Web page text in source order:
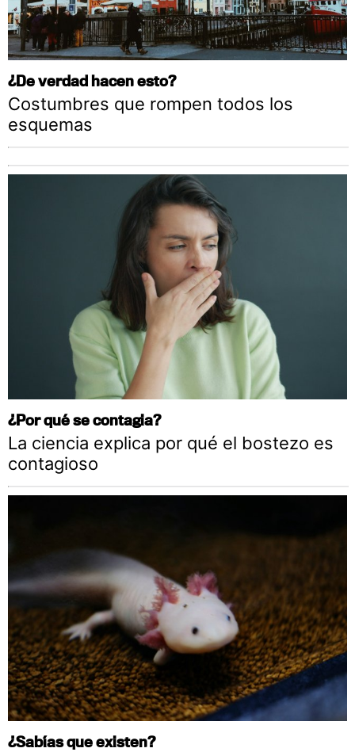
¿De verdad hacen esto?
Costumbres que rompen todos los
esquemas
¿Por qué se contagia?
La ciencia explica por qué el bostezo es
contagioso
¿Sabías que existen?